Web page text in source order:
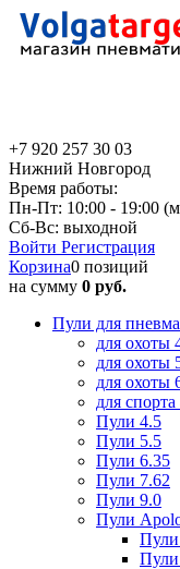
+7 920 257 30 03
Нижний Новгород
Время работы:
Пн-Пт: 10:00 - 19:00
Сб-Вс: выходной
Войти Регистрация
Корзина0 позиций
на сумму 0 руб.
Пули для
для охоты
для охоты
для охоты
для спорта
Пули 4.5
Пули 5.5
Пули 6.35
Пули 7.62
Пули 9.0
Пули